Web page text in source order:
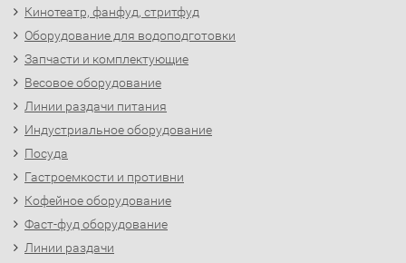
Кинотеатр, фанфуд, стритфуд
Оборудование для водоподготовки
Запчасти и комплектующие
Весовое оборудование
Линии раздачи питания
Индустриальное оборудование
Посуда
Гастроемкости и противни
Кофейное оборудование
Фаст-фуд оборудование
Линии раздачи